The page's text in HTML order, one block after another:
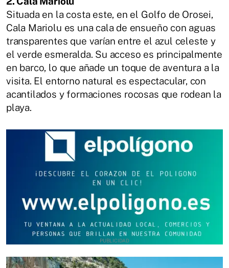
Situada en la costa este, en el Golfo de Orosei,
Cala Mariolu es una cala de ensueño con aguas
transparentes que varían entre el azul celeste y
el verde esmeralda. Su acceso es principalmente
en barco, lo que añade un toque de aventura a la
visita. El entorno natural es espectacular, con
acantilados y formaciones rocosas que rodean la
playa.